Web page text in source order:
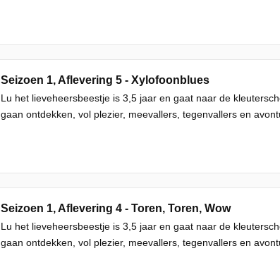
Seizoen 1, Aflevering 5 - Xylofoonblues
Lu het lieveheersbeestje is 3,5 jaar en gaat naar de
gaan ontdekken, vol plezier, meevallers, tegenvallers en
Seizoen 1, Aflevering 4 - Toren, Toren, Wow
Lu het lieveheersbeestje is 3,5 jaar en gaat naar de
gaan ontdekken, vol plezier, meevallers, tegenvallers en